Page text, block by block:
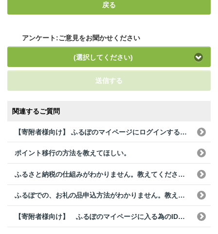
戻る
アンケート:ご意見をお聞かせください
(選択してください)
送信する
関連するご質問
【寄附者様向け】 ふるぽのマイページにログインする為のログインID、パスワードがわからない。
ポイント移行の方法を教えてほしい。
ふるさと納税の仕組みがわかりません。教えてください。
ふるぽでの、お礼の品申込方法がわかりません。教えて下さい。
【寄附者様向け】 ふるぽのマイページに入る為のID・パスワードが送られてこない。